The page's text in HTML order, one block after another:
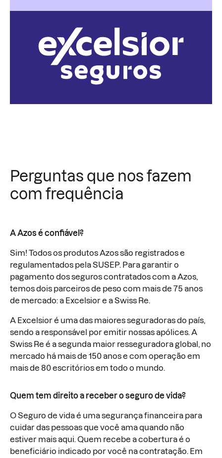
Perguntas que nos fazem
com frequência
A Azos é confiável?
Sim! Todos os produtos Azos são registrados e
regulamentados pela SUSEP. Para garantir o
pagamento dos seguros contratados com a Azos,
temos dois parceiros de peso com mais de 75 anos
de mercado: a Excelsior e a Swiss Re.
A Excelsior é uma das maiores seguradoras do país,
sendo a responsável por emitir nossas apólices. A
Swiss Re é a segunda maior resseguradora global, no
mercado há mais de 150 anos e com operação em
mais de 80 escritórios em todo o mundo.
Quem tem direito a receber o seguro de vida?
O Seguro de vida é uma segurança financeira para
cuidar das pessoas que você ama quando não
estiver mais aqui. Quem recebe a cobertura é o
beneficiário indicado por você na contratação. Em